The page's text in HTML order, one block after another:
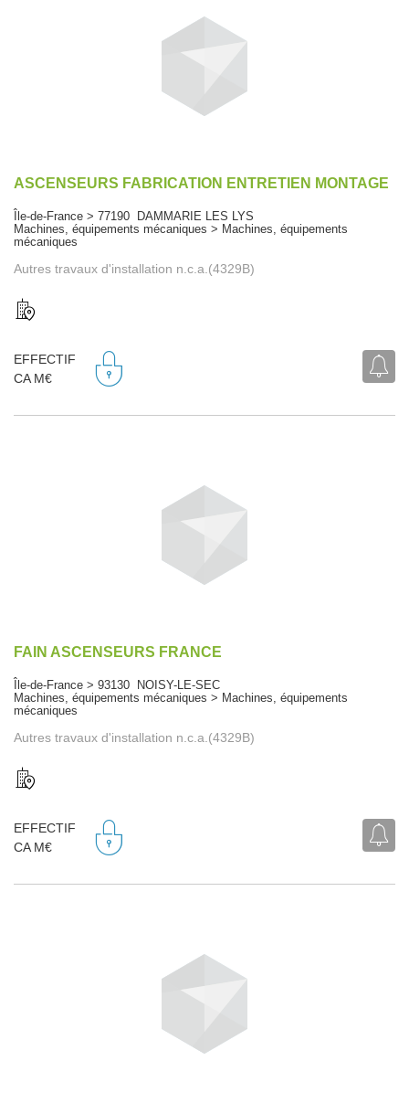
ASCENSEURS FABRICATION ENTRETIEN MONTAGE
Île-de-France > 77190 DAMMARIE LES LYS
Machines, équipements mécaniques > Machines, équipements
mécaniques
Autres travaux d'installation n.c.a.(4329B)
EFFECTIF
CA M€
FAIN ASCENSEURS FRANCE
Île-de-France > 93130 NOISY-LE-SEC
Machines, équipements mécaniques > Machines, équipements
mécaniques
Autres travaux d'installation n.c.a.(4329B)
EFFECTIF
CA M€